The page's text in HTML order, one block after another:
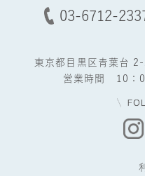
03-6712-
東京都目黒区青葉台
営業時間 10：